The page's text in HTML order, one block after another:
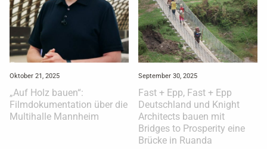
Oktober 21, 2025
„Auf Holz bauen“:
Filmdokumentation über die
Multihalle Mannheim
September 30, 2025
Fast + Epp, Fast + Epp
Deutschland und Knight
Architects bauen mit
Bridges to Prosperity eine
Brücke in Ruanda